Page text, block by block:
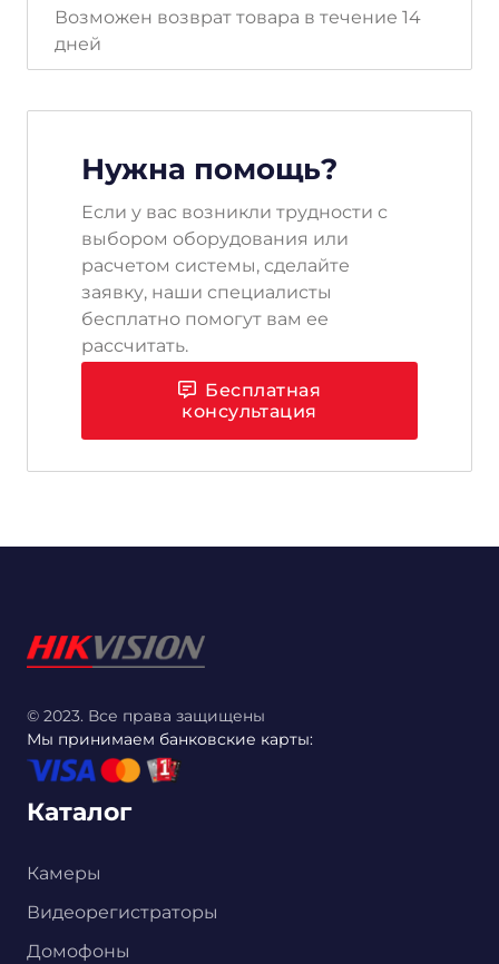
Возможен возврат товара в течение 14
дней
Нужна помощь?
Если у вас возникли трудности с
выбором оборудования или
расчетом системы, сделайте
заявку, наши специалисты
бесплатно помогут вам ее
рассчитать.
Бесплатная
консультация
© 2023. Все права защищены
Мы принимаем банковские карты:
Каталог
Камеры
Видеорегистраторы
Домофоны